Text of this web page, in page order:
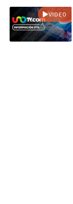
VIDEO